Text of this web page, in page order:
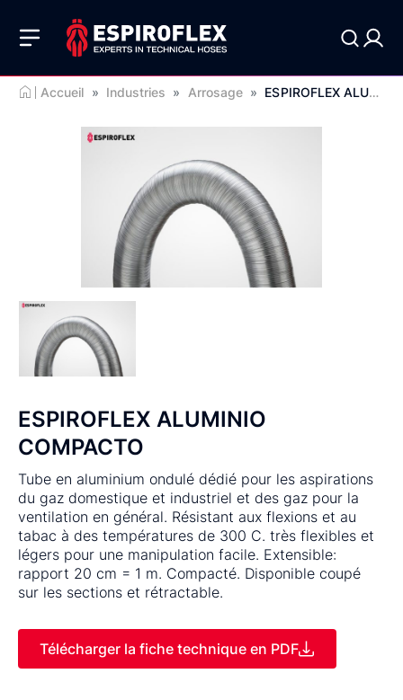
Accueil » Industries » Arrosage » ESPIROFLEX ALUMINIO COMPACTO
ESPIROFLEX ALUMINIO
COMPACTO
Tube en aluminium ondulé dédié pour les aspirations
du gaz domestique et industriel et des gaz pour la
ventilation en général. Résistant aux flexions et au
tabac à des températures de 300 C. très flexibles et
légers pour une manipulation facile. Extensible:
rapport 20 cm = 1 m. Compacté. Disponible coupé
sur les sections et rétractable.
Télécharger la fiche technique en PDF